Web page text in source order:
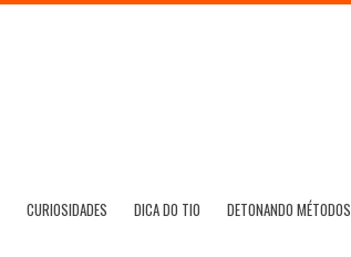
CURIOSIDADES DICA DO TIO DETONANDO MÉTODOS